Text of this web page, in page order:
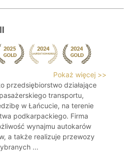
Pokaż więcej >>
przedsiębiorstwo działające
transportu,
w Łańcucie, na terenie
podkarpackiego. Firma
wynajmu autokarów
a także realizuje przewozy
...